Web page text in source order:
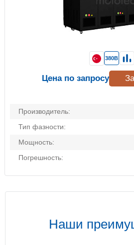
Производитель:
Тип фазности:
Мощность:
Погрешность:
380В
Цена по запросу
Наши